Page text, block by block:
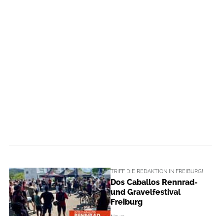
TRIFF DIE REDAKTION IN FREIBURG!
Dos Caballos Rennrad-
und Gravelfestival
Freiburg